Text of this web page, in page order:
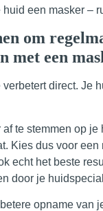
een masker –
om
met een
direct. Je
te stemmen op je
. Kies dus voor een
echt het beste
door je
betere opname van